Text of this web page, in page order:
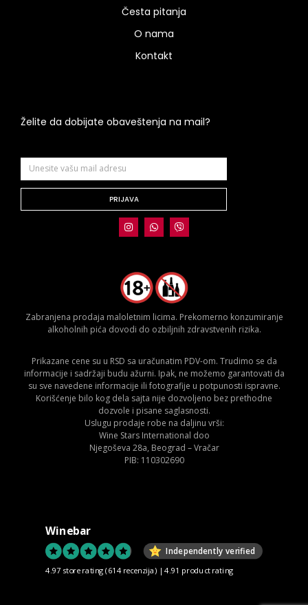
Česta pitanja
O nama
Kontakt
Želite da dobijate obaveštenja na mail?
PRIJAVA
Zabranjena prodaja maloletnim licima. Prekomerno konzumiranje
alkoholnih pića dovodi do ozbiljnih zdravstvenih rizika.
Prikazane cene su u RSD sa uračunatim PDV-om. Trudimo se da
informacije i sadržaji budu ažurni. Ipak, ne možemo garantovati da
su sve navedene informacije ili fotografije u potpunosti ispravne.
Korišćenje bilo kog dela sajta nije dozvoljeno bez prethodne
dozvole i pisane saglasnosti.
Uslugu prodaje robe na daljinu vrši:
Wine Stars International doo
Njegoševa 28a, Beograd – Vračar
PIB: 110302690
Winebar
Independently verified
4.97 store rating (614 recenzija) |4.91 product rating